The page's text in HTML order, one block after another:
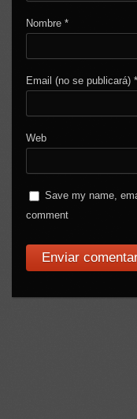
Nombre*
Email (no se publicará)*
Web
Save my name,
comment